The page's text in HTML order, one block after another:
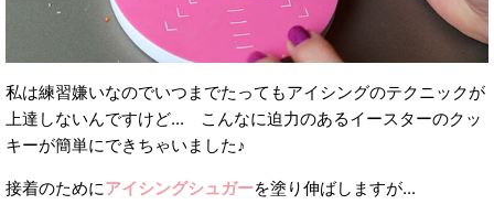
私は練習嫌いなのでいつまでたってもアイシングのテクニックが
上達しないんですけど... こんなに迫力のあるイースターのクッ
キーが簡単にできちゃいました♪
接着のためにアイシングシュガーを塗り伸ばしますが...